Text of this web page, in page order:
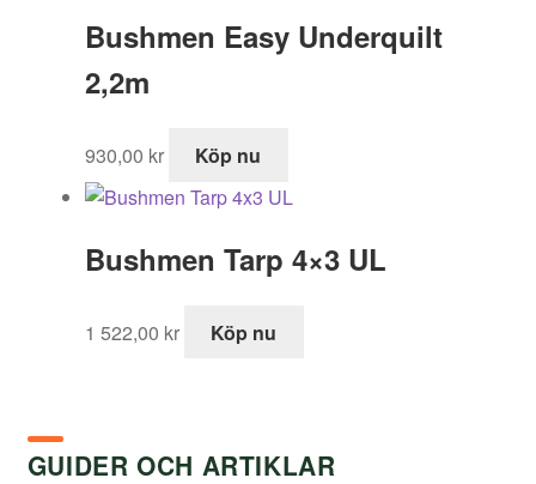
Bushmen Easy Underquilt
2,2m
930,00 kr Köp nu
Bushmen Tarp 4×3 UL
1 522,00 kr Köp nu
GUIDER OCH ARTIKLAR